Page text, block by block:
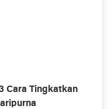
Cara Tingkatkan